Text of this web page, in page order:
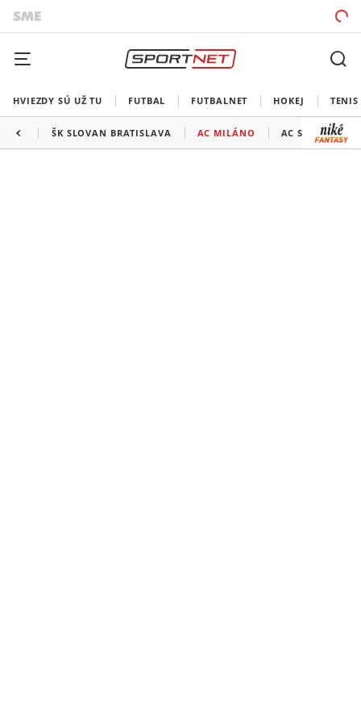
HVIEZDY SÚ UŽ TU FUTBAL FUTBALNET HOKEJ TENIS
ŠK SLOVAN BRATISLAVA AC MILÁNO AC SPARTA